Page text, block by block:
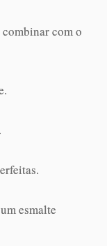
com o
esmalte